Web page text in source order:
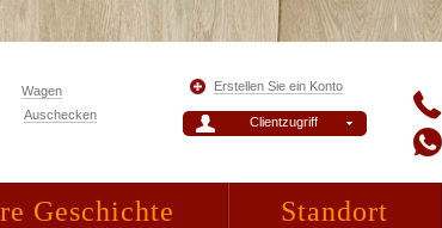
Clientzugriff
Erstellen Sie ein Konto
Wagen
Auschecken
Geschichte Standort